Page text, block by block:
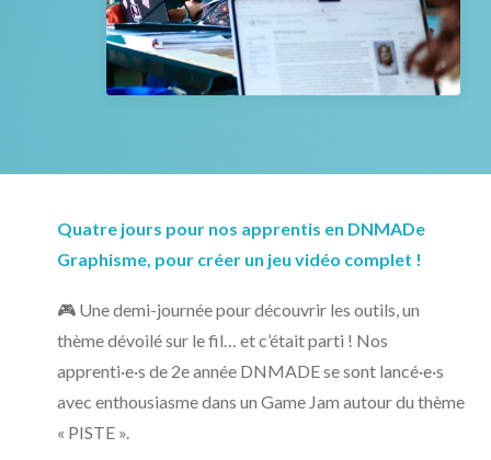
L’agenda
NOUS CONTACTER
Quatre jours pour nos apprentis en DNMADe
Graphisme, pour créer un jeu vidéo complet !
🎮 Une demi-journée pour découvrir les outils, un
thème dévoilé sur le fil… et c’était parti ! Nos
apprenti·e·s de 2e année DNMADE se sont lancé·e·s
avec enthousiasme dans un Game Jam autour du thème
« PISTE ».